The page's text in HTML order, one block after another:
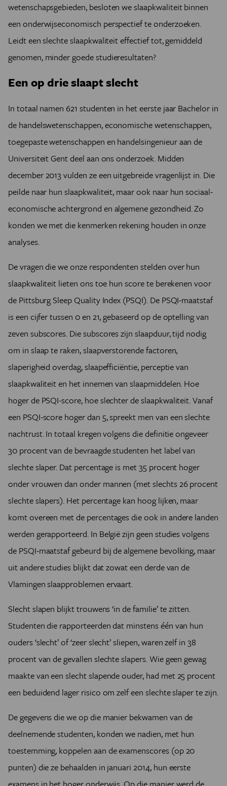
wetenschapsgebieden, besloten we slaapkwaliteit binnen
een onderwijseconomisch perspectief te onderzoeken.
Leidt een slechte slaapkwaliteit effectief tot, gemiddeld
genomen, minder goede studieresultaten?
Een op drie slaapt slecht
In totaal namen 621 studenten in het eerste jaar Bachelor in
de handelswetenschappen, economische wetenschappen,
toegepaste wetenschappen en handelsingenieur aan de
Universiteit Gent deel aan ons onderzoek. Midden
december 2013 vulden ze een uitgebreide vragenlijst in. Die
peilde naar hun slaapkwaliteit, maar ook naar hun sociaal-
economische achtergrond en algemene gezondheid. Zo
konden we met die kenmerken rekening houden in onze
analyses.
De vragen die we onze respondenten stelden over hun
slaapkwaliteit lieten ons toe hun score te berekenen voor
de Pittsburg Sleep Quality Index (PSQI). De PSQI-maatstaf
is een cijfer tussen 0 en 21, gebaseerd op de optelling van
zeven subscores. Die subscores zijn slaapduur, tijd nodig
om in slaap te raken, slaapverstorende factoren,
slaperigheid overdag, slaapefficiëntie, perceptie van
slaapkwaliteit en het innemen van slaapmiddelen. Hoe
hoger de PSQI-score, hoe slechter de slaapkwaliteit. Vanaf
een PSQI-score hoger dan 5, spreekt men van een slechte
nachtrust. In totaal kregen volgens die definitie ongeveer
30 procent van de bevraagde studenten het label van
slechte slaper. Dat percentage is met 35 procent hoger
onder vrouwen dan onder mannen (met slechts 26 procent
slechte slapers). Het percentage kan hoog lijken, maar
komt overeen met de percentages die ook in andere landen
werden gerapporteerd. In België zijn geen studies volgens
de PSQI-maatstaf gebeurd bij de algemene bevolking, maar
uit andere studies blijkt dat zowat een derde van de
Vlamingen slaapproblemen ervaart.
Slecht slapen blijkt trouwens ‘in de familie’ te zitten.
Studenten die rapporteerden dat minstens één van hun
ouders ‘slecht’ of ‘zeer slecht’ sliepen, waren zelf in 38
procent van de gevallen slechte slapers. Wie geen gewag
maakte van een slecht slapende ouder, had met 25 procent
een beduidend lager risico om zelf een slechte slaper te zijn.
De gegevens die we op die manier bekwamen van de
deelnemende studenten, konden we nadien, met hun
toestemming, koppelen aan de examenscores (op 20
punten) die ze behaalden in januari 2014, hun eerste